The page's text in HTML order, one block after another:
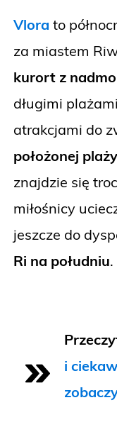
Vlora to
za miastem
kurort z
długimi
atrakcjami do
położonej
znajdzie się
miłośnicy
jeszcze do
Ri na południu.
i